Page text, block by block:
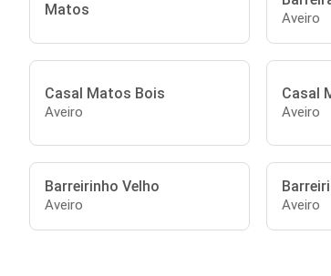
Matos Aveiro
Casal Matos Bois
Aveiro
Casal
Aveiro
Barreirinho Velho
Aveiro Aveiro